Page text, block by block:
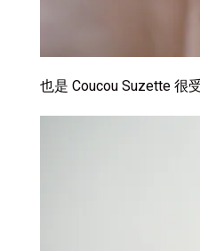
也是 Coucou Suzette 很